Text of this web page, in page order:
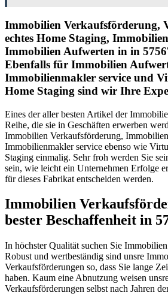
Immobilien Verkaufsförderung,
echtes Home Staging,
Immobilien Aufwerten in in
Ebenfalls für Immobilien
Immobilienmakler service und
Home Staging sind wir Ihre
Eines der aller besten Artikel der
Reihe, die sie in Geschäften erwerben
Immobilien Verkaufsförderung,
Immobilienmakler service ebenso wie
Staging einmalig. Sehr froh werden Sie
sein, wie leicht ein Unternehmen Erfolge
für dieses Fabrikat entscheiden werden.
Immobilien
bester Beschaffenheit in
In höchster Qualität suchen Sie
Robust und wertbeständig sind unsre
Verkaufsförderungen so, dass Sie lange
haben. Kaum eine Abnutzung weisen
Verkaufsförderungen selbst nach Jahren